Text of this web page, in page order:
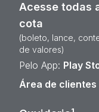
Acesse todas
cota
(boleto, lance,
de valores)
Pelo App: Play
Área de clientes